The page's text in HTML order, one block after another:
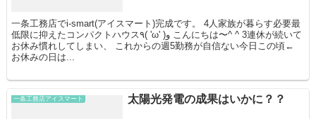
一条工務店でi-smart(アイスマート)完成です。 4人家族が暮らす必要最
低限に抑えたコンパクトハウス٩( 'ω' )و こんにちは〜^ ^ 3連休が続いて
お休み慣れしてしまい、 これからの週5勤務が自信ない今日この頃←
お休みの日は...
一条工務店アイスマート 太陽光発電の成果はいかに？？